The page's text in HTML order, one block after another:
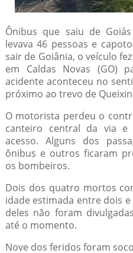
Ônibus que saiu de
levava 46 pessoas e
sair de Goiânia, o veículo
em Caldas Novas (GO)
acidente aconteceu no
próximo ao trevo de
O motorista perdeu o
canteiro central da via
acesso. Alguns dos
ônibus e outros ficaram
os bombeiros.
Dois dos quatro mortos
idade estimada entre dois
deles não foram
até o momento.
Nove dos feridos foram